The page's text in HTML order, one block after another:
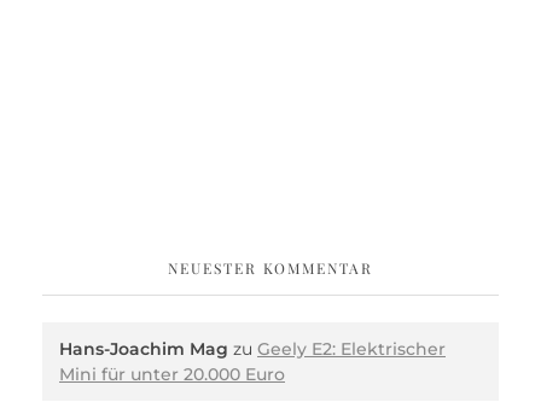
NEUESTER KOMMENTAR
Hans-Joachim Mag zu Geely E2: Elektrischer
Mini für unter 20.000 Euro